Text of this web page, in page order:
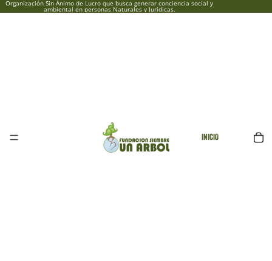
Organización Sin Ánimo de Lucro que busca generar conciencia social y
ambiental en personas Naturales y Jurídicas.
INICIO